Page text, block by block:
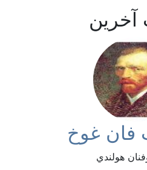
آخرين
فان غوخ
هولندي